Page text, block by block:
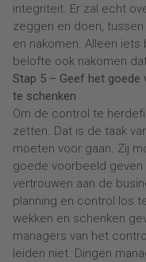
integriteit. Er zal echt
zeggen en doen,
en nakomen. Alleen
belofte ook nakomen
Stap 5 – Geef het goede
te schenken
Om de control te
zetten. Dat is de taak
moeten voor gaan. Zij
goede voorbeeld geven
vertrouwen aan de
planning en control los
wekken en schenken
managers van het
leiden niet. Dingen